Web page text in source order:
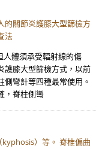
的關節炎護膝大型篩檢方
法
人體須承受輻射線的傷
護膝大型篩檢方式，以前
彎計等四種最常使用。
，脊柱側彎
）等。 脊椎偏曲